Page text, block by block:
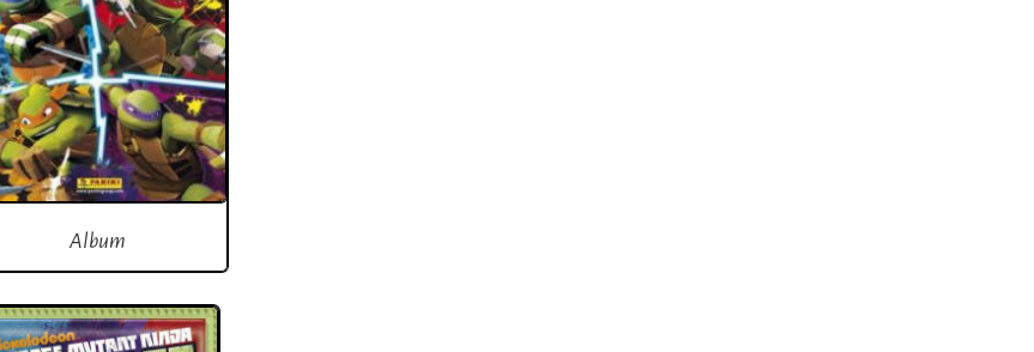
Album